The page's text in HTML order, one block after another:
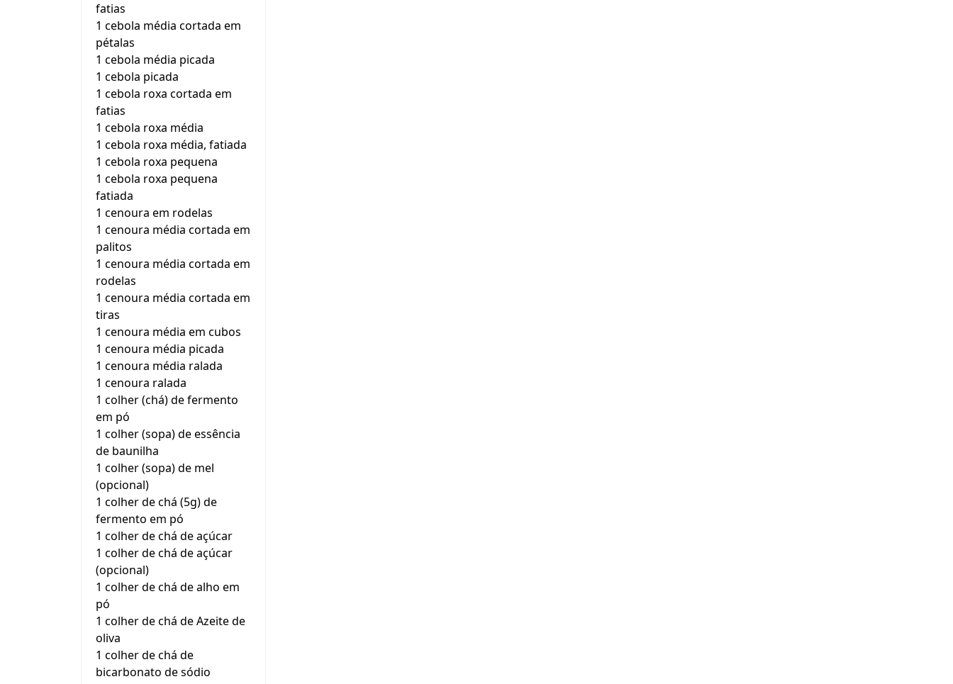
fatias
1 cebola média cortada em
pétalas
1 cebola média picada
1 cebola picada
1 cebola roxa cortada em
fatias
1 cebola roxa média
1 cebola roxa média, fatiada
1 cebola roxa pequena
1 cebola roxa pequena
fatiada
1 cenoura em rodelas
1 cenoura média cortada em
palitos
1 cenoura média cortada em
rodelas
1 cenoura média cortada em
tiras
1 cenoura média em cubos
1 cenoura média picada
1 cenoura média ralada
1 cenoura ralada
1 colher (chá) de fermento
em pó
1 colher (sopa) de essência
de baunilha
1 colher (sopa) de mel
(opcional)
1 colher de chá (5g) de
fermento em pó
1 colher de chá de açúcar
1 colher de chá de açúcar
(opcional)
1 colher de chá de alho em
pó
1 colher de chá de Azeite de
oliva
1 colher de chá de
bicarbonato de sódio